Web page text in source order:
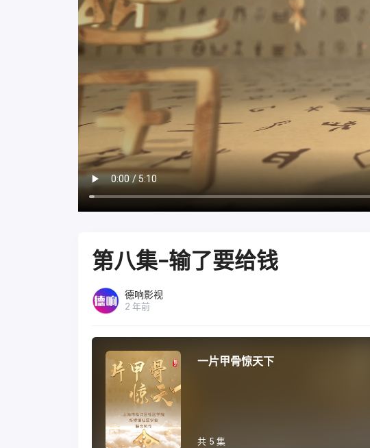
第八集-输了要给钱
德响影视
2 年前
一片甲骨惊天下
共 5 集